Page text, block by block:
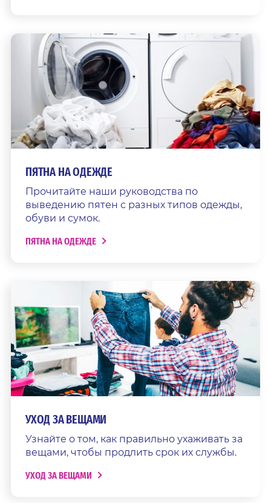
ПЯТНА НА ОДЕЖДЕ
Прочитайте наши руководства по
выведению пятен с разных типов одежды,
обуви и сумок.
ПЯТНА НА ОДЕЖДЕ
УХОД ЗА ВЕЩАМИ
Узнайте о том, как правильно ухаживать за
вещами, чтобы продлить срок их службы.
УХОД ЗА ВЕЩАМИ